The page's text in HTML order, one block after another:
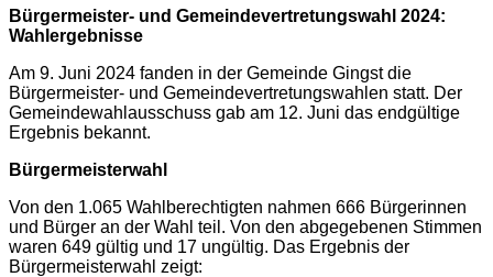
Bürgermeister- und Gemeindevertretungswahl 2024:
Wahlergebnisse
Am 9. Juni 2024 fanden in der Gemeinde Gingst die
Bürgermeister- und Gemeindevertretungswahlen statt. Der
Gemeindewahlausschuss gab am 12. Juni das endgültige
Ergebnis bekannt.
Bürgermeisterwahl
Von den 1.065 Wahlberechtigten nahmen 666 Bürgerinnen
und Bürger an der Wahl teil. Von den abgegebenen Stimmen
waren 649 gültig und 17 ungültig. Das Ergebnis der
Bürgermeisterwahl zeigt: